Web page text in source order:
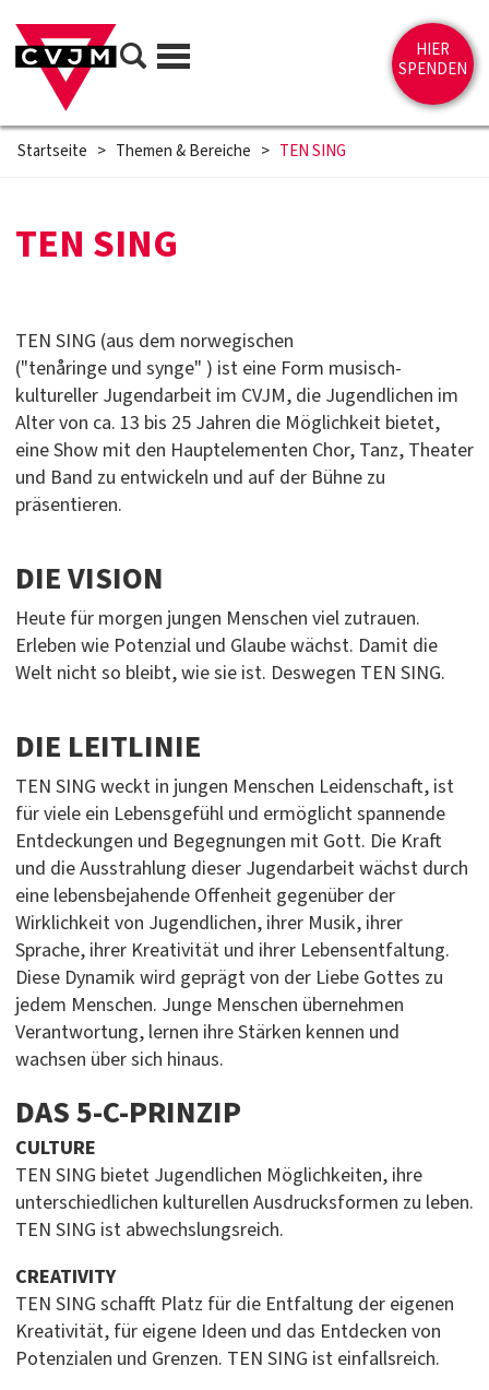
Direkt zum Inhalt springen
Suche
HIER
SPENDEN
Startseite > Themen & Bereiche > TEN SING
TEN SING
TEN SING (aus dem norwegischen
("tenåringe und synge" ) ist eine Form musisch-
kultureller Jugendarbeit im CVJM, die Jugendlichen im
Alter von ca. 13 bis 25 Jahren die Möglichkeit bietet,
eine Show mit den Hauptelementen Chor, Tanz, Theater
und Band zu entwickeln und auf der Bühne zu
präsentieren.
DIE VISION
Heute für morgen jungen Menschen viel zutrauen.
Erleben wie Potenzial und Glaube wächst. Damit die
Welt nicht so bleibt, wie sie ist. Deswegen TEN SING.
DIE LEITLINIE
TEN SING weckt in jungen Menschen Leidenschaft, ist
für viele ein Lebensgefühl und ermöglicht spannende
Entdeckungen und Begegnungen mit Gott. Die Kraft
und die Ausstrahlung dieser Jugendarbeit wächst durch
eine lebensbejahende Offenheit gegenüber der
Wirklichkeit von Jugendlichen, ihrer Musik, ihrer
Sprache, ihrer Kreativität und ihrer Lebensentfaltung.
Diese Dynamik wird geprägt von der Liebe Gottes zu
jedem Menschen. Junge Menschen übernehmen
Verantwortung, lernen ihre Stärken kennen und
wachsen über sich hinaus.
DAS 5-C-PRINZIP
CULTURE
TEN SING bietet Jugendlichen Möglichkeiten, ihre
unterschiedlichen kulturellen Ausdrucksformen zu leben.
TEN SING ist abwechslungsreich.
CREATIVITY
TEN SING schafft Platz für die Entfaltung der eigenen
Kreativität, für eigene Ideen und das Entdecken von
Potenzialen und Grenzen. TEN SING ist einfallsreich.